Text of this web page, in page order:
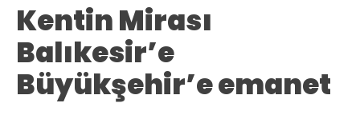
Kentin Mirası
Balıkesir’e
Büyükşehir’e emanet